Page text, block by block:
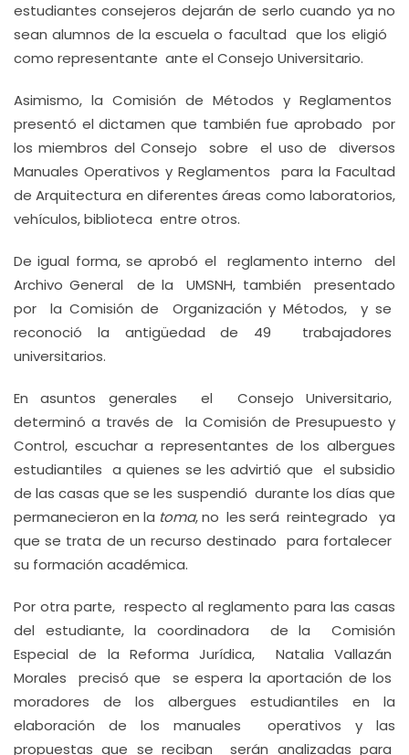
estudiantes consejeros dejarán de serlo cuando ya no
sean alumnos de la escuela o facultad que los eligió
como representante ante el Consejo Universitario.
Asimismo, la Comisión de Métodos y Reglamentos
presentó el dictamen que también fue aprobado por
los miembros del Consejo sobre el uso de diversos
Manuales Operativos y Reglamentos para la Facultad
de Arquitectura en diferentes áreas como laboratorios,
vehículos, biblioteca entre otros.
De igual forma, se aprobó el reglamento interno del
Archivo General de la UMSNH, también presentado
por la Comisión de Organización y Métodos, y se
reconoció la antigüedad de 49 trabajadores
universitarios.
En asuntos generales el Consejo Universitario,
determinó a través de la Comisión de Presupuesto y
Control, escuchar a representantes de los albergues
estudiantiles a quienes se les advirtió que el subsidio
de las casas que se les suspendió durante los días que
permanecieron en la toma, no les será reintegrado ya
que se trata de un recurso destinado para fortalecer
su formación académica.
Por otra parte, respecto al reglamento para las casas
del estudiante, la coordinadora de la Comisión
Especial de la Reforma Jurídica, Natalia Vallazán
Morales precisó que se espera la aportación de los
moradores de los albergues estudiantiles en la
elaboración de los manuales operativos y las
propuestas que se reciban serán analizadas para